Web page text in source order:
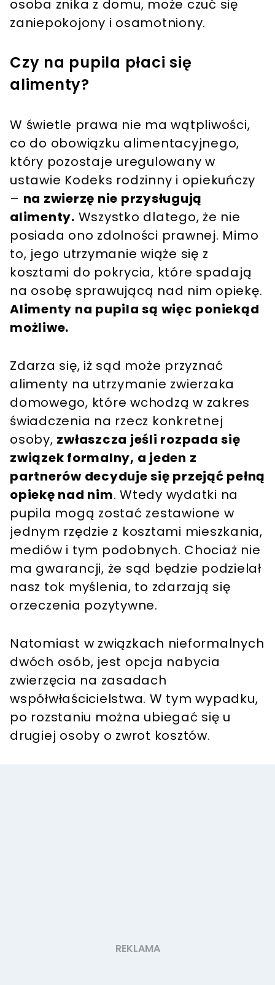
osoba znika z domu, może czuć się
zaniepokojony i osamotniony.
Czy na pupila płaci się
alimenty?
W świetle prawa nie ma wątpliwości,
co do obowiązku alimentacyjnego,
który pozostaje uregulowany w
ustawie Kodeks rodzinny i opiekuńczy
– na zwierzę nie przysługują
alimenty. Wszystko dlatego, że nie
posiada ono zdolności prawnej. Mimo
to, jego utrzymanie wiąże się z
kosztami do pokrycia, które spadają
na osobę sprawującą nad nim opiekę.
Alimenty na pupila są więc poniekąd
możliwe.
Zdarza się, iż sąd może przyznać
alimenty na utrzymanie zwierzaka
domowego, które wchodzą w zakres
świadczenia na rzecz konkretnej
osoby, zwłaszcza jeśli rozpada się
związek formalny, a jeden z
partnerów decyduje się przejąć pełną
opiekę nad nim. Wtedy wydatki na
pupila mogą zostać zestawione w
jednym rzędzie z kosztami mieszkania,
mediów i tym podobnych. Chociaż nie
ma gwarancji, że sąd będzie podzielał
nasz tok myślenia, to zdarzają się
orzeczenia pozytywne.
Natomiast w związkach nieformalnych
dwóch osób, jest opcja nabycia
zwierzęcia na zasadach
współwłaścicielstwa. W tym wypadku,
po rozstaniu można ubiegać się u
drugiej osoby o zwrot kosztów.